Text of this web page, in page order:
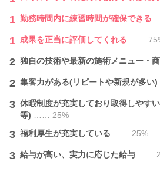
1 勤務時間内に練習時間が確保できる
1 成果を正当に評価してくれる ……
2 独自の技術や最新の施術メニュー・
2 集客力がある(リピートや新規が多い)
3 休暇制度が充実しており取得しやす
等)
…… 25%
3 福利厚生が充実している …… 25%
3 給与が⾼い、実力に応じた給与 ……